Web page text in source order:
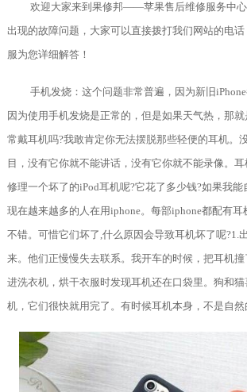
欢迎大家来到果修邦——苹果售后维修服务中
出现的故障问题，大家可以直接拨打我们网站的电
服为您详细解答！
手机发烧：这个问题非常普遍，因为新旧
因为使用手机发烧是正常的，但是如果天气热，那
常戴耳机吗?我敢肯定你无法摆脱那些轻便的耳机。
目，没有它你就不能讲话，没有它你就不能录像。
修理一个坏了的iPod耳机呢?它花了多少钱?如果我能
现在越来越多的人在用iphone。每部iphone都配有
不错。可惜它们坏了,什么原因会导致耳机坏了呢?1.
来。他们正慢慢失去联系。我开车的时候，把耳机
进洗衣机，烘干衣服时发现耳机还在口袋里。狗和
机，它们很快就用完了。有时候耳机本身，不是自然